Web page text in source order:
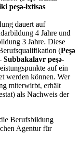
peşə-ixtisas
dauert auf
4 Jahre und
3 Jahre. Diese
(Peşə
Subbakalavr peşə-
auf ein
werden können. Wer
miterwirbt, erhält
als Nachweis der
Berufsbildung
Agentur für